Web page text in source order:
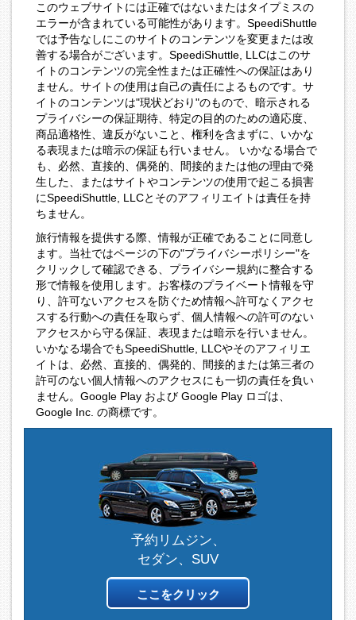
このウェブサイトには正確ではないまたはタイプミスの
エラーが含まれている可能性があります。SpeediShuttle
では予告なしにこのサイトのコンテンツを変更または改
善する場合がございます。SpeediShuttle, LLCはこのサ
イトのコンテンツの完全性または正確性への保証はあり
ません。サイトの使用は自己の責任によるものです。サ
イトのコンテンツは"現状どおり"のもので、暗示される
プライバシーの保証期待、特定の目的のための適応度、
商品適格性、違反がないこと、権利を含まずに、いかな
る表現または暗示の保証も行いません。 いかなる場合で
も、必然、直接的、偶発的、間接的または他の理由で発
生した、またはサイトやコンテンツの使用で起こる損害
にSpeediShuttle, LLCとそのアフィリエイトは責任を持
ちません。
旅行情報を提供する際、情報が正確であることに同意し
ます。当社ではページの下の"プライバシーポリシー"を
クリックして確認できる、プライバシー規約に整合する
形で情報を使用します。お客様のプライベート情報を守
り、許可ないアクセスを防ぐため情報へ許可なくアクセ
スする行動への責任を取らず、個人情報への許可のない
アクセスから守る保証、表現または暗示を行いません。
いかなる場合でもSpeediShuttle, LLCやそのアフィリエ
イトは、必然、直接的、偶発的、間接的または第三者の
許可のない個人情報へのアクセスにも一切の責任を負い
ません。Google Play および Google Play ロゴは、
Google Inc. の商標です。
予約リムジン、
セダン、SUV
ここをクリック